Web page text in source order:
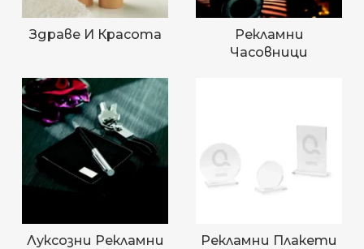
Здраве И Красота
Рекламни
Часовници
Луксозни Рекламни
Рекламни Плакети